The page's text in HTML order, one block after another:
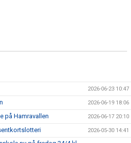
2021
2026-06-23 10:47
2026-06-19 18:06
på Hamravallen 2026-06-17 20:10
2026-05-30 14:41